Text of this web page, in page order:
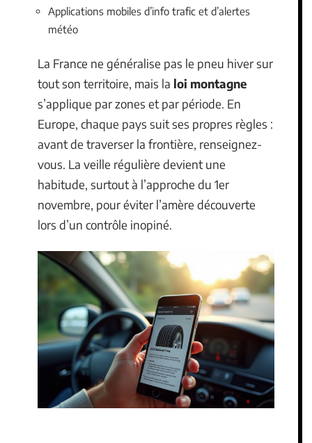
Applications mobiles d’info trafic et d’alertes
météo
La France ne généralise pas le pneu hiver sur
tout son territoire, mais la loi montagne
s’applique par zones et par période. En
Europe, chaque pays suit ses propres règles :
avant de traverser la frontière, renseignez-
vous. La veille régulière devient une
habitude, surtout à l’approche du 1er
novembre, pour éviter l’amère découverte
lors d’un contrôle inopiné.